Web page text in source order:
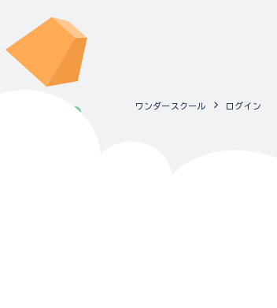
ワンダースクール ログイン